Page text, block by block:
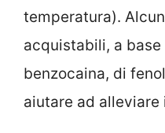
temperatura).
acquistabili, a
benzocaina, di
aiutare ad alleviare